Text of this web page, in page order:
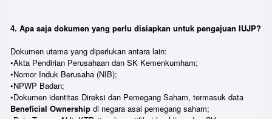
4. Apa saja dokumen yang perlu disiapkan untuk pengajuan IUJP?
Dokumen utama yang diperlukan antara lain:
•Akta Pendirian Perusahaan dan SK Kemenkumham;
•Nomor Induk Berusaha (NIB);
•NPWP Badan;
•Dokumen identitas Direksi dan Pemegang Saham, termasuk data
Beneficial Ownership di negara asal pemegang saham;